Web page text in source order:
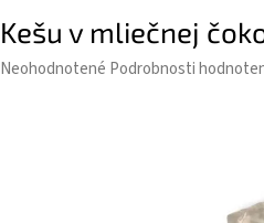
Kešu v mliečnej
Priemerné
Neohodnotené Podrobnosti